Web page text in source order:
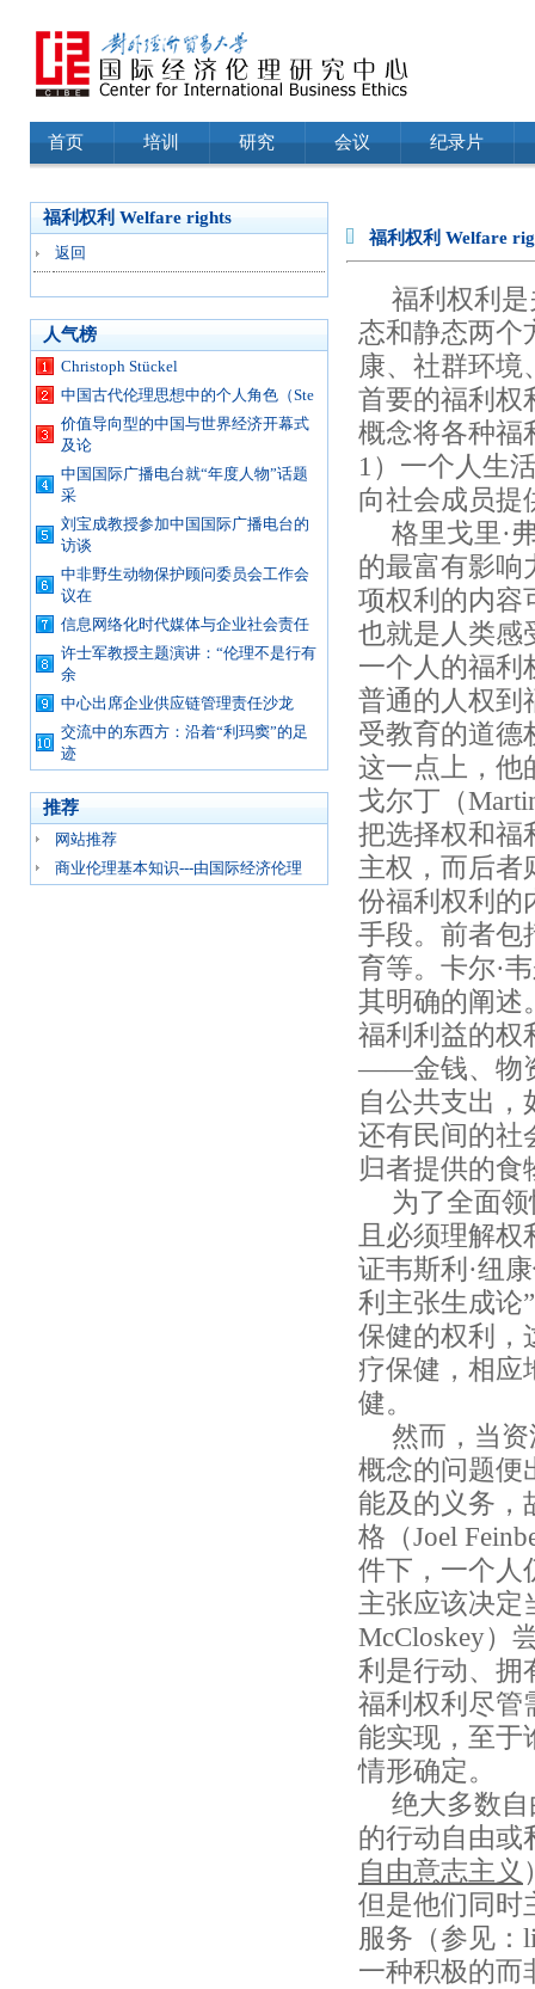
首页 培训 研究 会议 纪录片
福利权利 Welfare rights
返回
人气榜
Christoph Stückel
中国古代伦理思想中的个人角色（Ste
价值导向型的中国与世界经济开幕式
及论
中国国际广播电台就“年度人物”话题
采
刘宝成教授参加中国国际广播电台的
访谈
中非野生动物保护顾问委员会工作会
议在
信息网络化时代媒体与企业社会责任
许士军教授主题演讲：“伦理不是行有
余
中心出席企业供应链管理责任沙龙
交流中的东西方：沿着“利玛窦”的足
迹
推荐
网站推荐
商业伦理基本知识---由国际经济伦理
福利权利 Welfare
福利权利
态和静态两个
康、社群环境
首要的福利权
概念将各种福
1）一个人生
向社会成员提
格里戈里·
的最富有影响
项权利的内容
也就是人类感
一个人的福利
普通的人权到
受教育的道德
这一点上，他
戈尔丁（
把选择权和福
主权，而后者
份福利权利的
手段。前者包
育等。卡尔·
其明确的阐述
福利利益的权
——金钱、物
自公共支出，
还有民间的社
归者提供的食
为了全面
且必须理解
证韦斯利·纽
利主张生成论
保健的权利，
疗保健，相应
健。
然而，当
概念的问题便
能及的义务，
格（Joel
件下，一个人
主张应该决定
McCloskey）
利是行动、拥
福利权利尽管
能实现，至于
情形确定。
绝大多数
的行动自由或
自由意志主义
但是他们同时
服务（参见：
一种积极的而